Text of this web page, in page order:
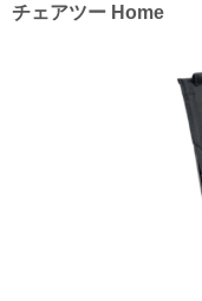
チェアツー Home